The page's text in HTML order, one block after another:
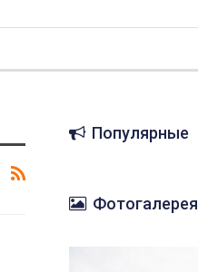
Популярные
Фотогалерея